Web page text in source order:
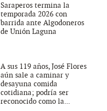
Saraperos termina la
temporada 2026 con
barrida ante Algodoneros
de Unión Laguna
A sus 119 años, José Flores
aún sale a caminar y
desayuna comida
cotidiana; podría ser
reconocido como la...